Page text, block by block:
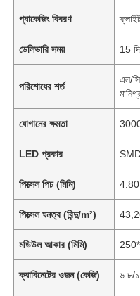
প্যাকেজিং বিবরণ
ডেলিভারি সময় 15
পরিশোধের শর্ত
এল/
যোগানের ক্ষমতা 3000
LED প্রকার
পিক্সেল পিচ (মিমি)
পিক্সেল ঘনত্ব (বিন্দু/m²)
মডিউল আকার (মিমি)
ক্যাবিনেটের ওজন (কেজি) ৬.৮/